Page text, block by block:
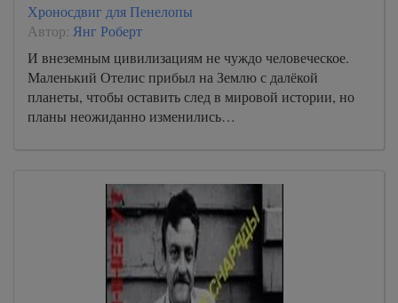
Хроносдвиг для Пенелопы
Автор: Янг Роберт
И внеземным цивилизациям не чуждо человеческое.
Маленький Отелис прибыл на Землю с далёкой
планеты, чтобы оставить след в мировой истории, но
планы неожиданно изменились…